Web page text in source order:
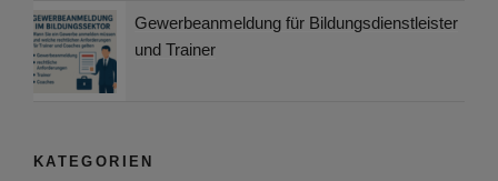
Gewerbeanmeldung für Bildungsdienstleister
und Trainer
KATEGORIEN